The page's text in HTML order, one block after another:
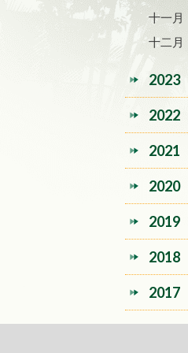
十一月
十二月
2023
2022
2021
2020
2019
2018
2017